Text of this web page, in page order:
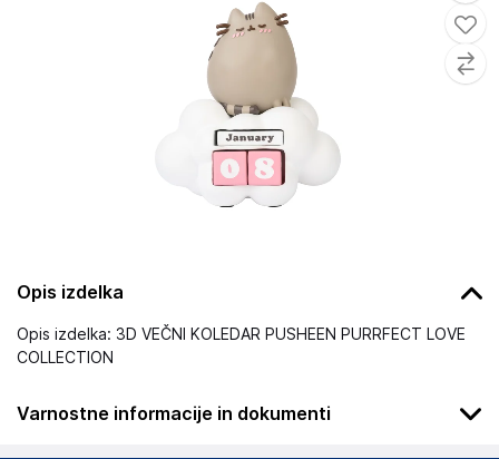
Opis izdelka
Opis izdelka: 3D VEČNI KOLEDAR PUSHEEN PURRFECT LOVE
COLLECTION
Varnostne informacije in dokumenti